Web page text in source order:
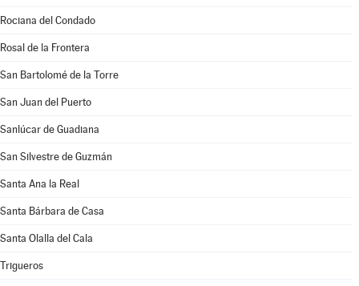
Rociana del Condado
Rosal de la Frontera
San Bartolomé de la Torre
San Juan del Puerto
Sanlúcar de Guadiana
San Silvestre de Guzmán
Santa Ana la Real
Santa Bárbara de Casa
Santa Olalla del Cala
Trigueros